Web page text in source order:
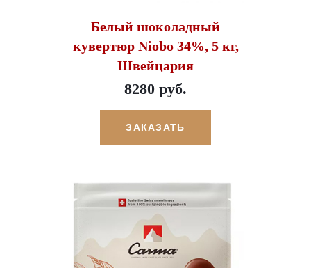
Белый шоколадный
кувертюр Niobo 34%, 5 кг,
Швейцария
8280 руб.
ЗАКАЗАТЬ